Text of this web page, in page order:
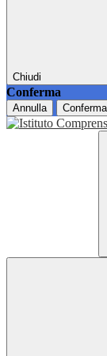
Chiudi
Conferma
Annulla Conferma